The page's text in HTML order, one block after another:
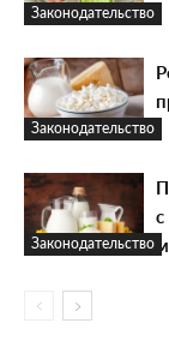
Законодательство
Законодательство
Законодательство